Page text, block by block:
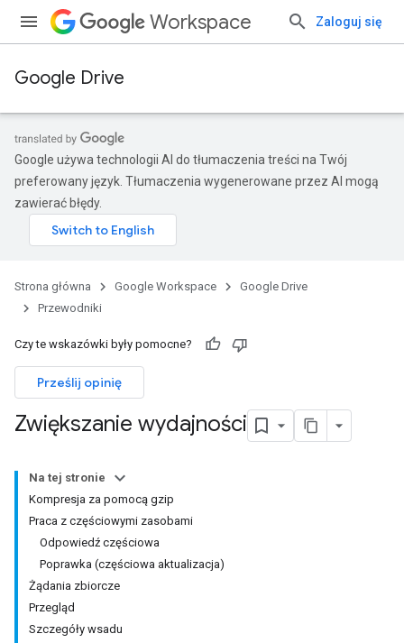
Workspace Zaloguj się
Google Drive
Google używa technologii AI do tłumaczenia treści na Twój
preferowany język. Tłumaczenia wygenerowane przez AI mogą
zawierać błędy.
Strona główna Google Workspace
Google Drive
Przewodniki
Czy te wskazówki były pomocne?
Prześlij opinię
Zwiększanie wydajności
Na tej stronie
Kompresja za pomocą gzip
Praca z częściowymi zasobami
Odpowiedź częściowa
Poprawka (częściowa aktualizacja)
Żądania zbiorcze
Przegląd
Szczegóły wsadu